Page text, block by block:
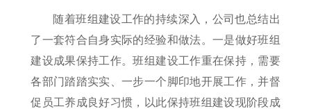
随着班组建设工作的持续深入，公司也总结出
了一套符合自身实际的经验和做法。一是做好班组
建设成果保持工作。班组建设工作重在保持，需要
各部门踏踏实实、一步一个脚印地开展工作，并督
促员工养成良好习惯，以此保持班组建设现阶段成